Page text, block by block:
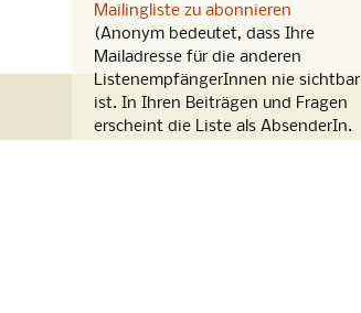
Mailingliste zu abonnieren
(Anonym bedeutet, dass Ihre
Mailadresse für die anderen
ListenempfängerInnen nie sichtbar
ist. In Ihren Beiträgen und Fragen
erscheint die Liste als AbsenderIn.